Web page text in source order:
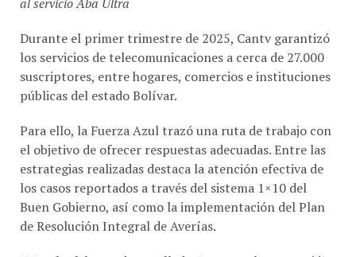
los servicios de telecomunicaciones a cerca de 27.000
suscriptores, entre hogares, comercios e instituciones
públicas del estado Bolívar.
el objetivo de ofrecer respuestas adecuadas. Entre las
estrategias realizadas destaca la atención efectiva de
los casos reportados a través del sistema 1×10 del
Buen Gobierno, así como la implementación del Plan
de Resolución Integral de Averías.